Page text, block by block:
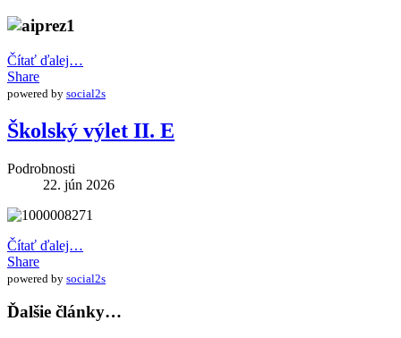
Čítať ďalej…
Share
powered by social2s
Školský výlet II. E
Podrobnosti
22. jún 2026
Čítať ďalej…
Share
powered by social2s
Ďalšie články…